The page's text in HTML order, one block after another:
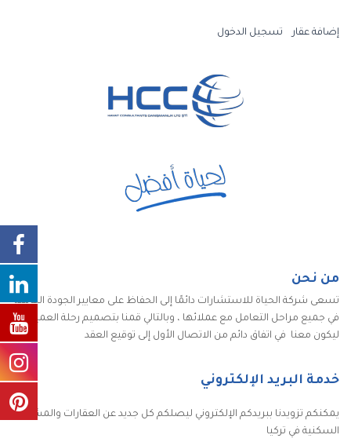
إضافة عقار تسجيل الدخول
من نحن
تسعى شركة الحياة للاستشارات دائمًا إلى الحفاظ على معايير الجودة الكاملة
في جميع مراحل التعامل مع عملائها ، وبالتالي قمنا بتصميم رحلة العميل
ليكون معنا في اتفاق دائم من الاتصال الأول إلى توقيع العقد
خدمة البريد الإلكتروني
يمكنكم تزويدنا ببريدكم الإلكتروني ليصلكم كل جديد عن العقارات والمشاريع
السكنية في تركيا